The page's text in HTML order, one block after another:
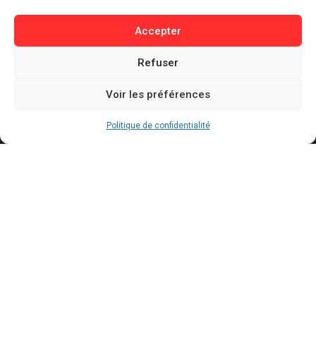
Accepter
Refuser
Voir les préférences
Politique de confidentialité
Buzz / Insolite
Informations
Politique de cookies